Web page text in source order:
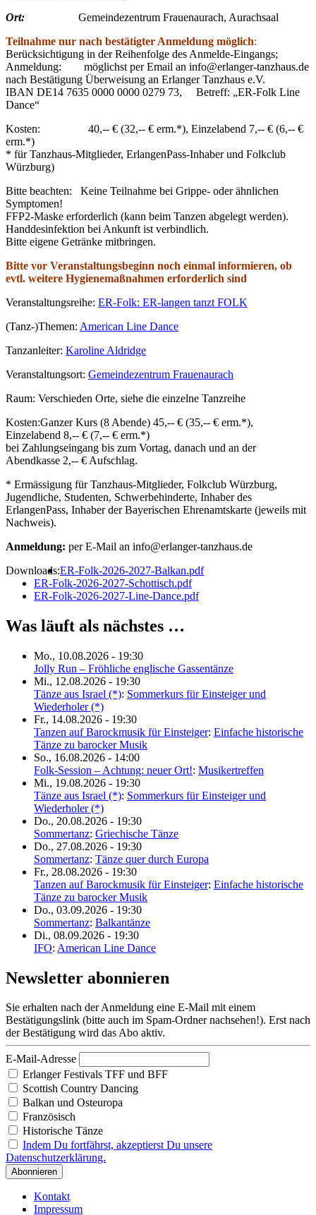
Ort: Gemeindezentrum Frauenaurach, Aurachsaal
Teilnahme nur nach bestätigter Anmeldung möglich:
Berücksichtigung in der Reihenfolge des Anmelde-Eingangs;
Anmeldung: möglichst per Email an info@erlanger-tanzhaus.de
nach Bestätigung Überweisung an Erlanger Tanzhaus e.V.
IBAN DE14 7635 0000 0000 0279 73, Betreff: „ER-Folk Line
Dance“
Kosten: 40,-- € (32,-- € erm.*), Einzelabend 7,-- € (6,-- €
erm.*)
* für Tanzhaus-Mitglieder, ErlangenPass-Inhaber und Folkclub
Würzburg)
Bitte beachten: Keine Teilnahme bei Grippe- oder ähnlichen
Symptomen!
FFP2-Maske erforderlich (kann beim Tanzen abgelegt werden).
Handdesinfektion bei Ankunft ist verbindlich.
Bitte eigene Getränke mitbringen.
Bitte vor Veranstaltungsbeginn noch einmal informieren, ob
evtl. weitere Hygienemaßnahmen erforderlich sind
Veranstaltungsreihe: ER-Folk: ER-langen tanzt FOLK
(Tanz-)Themen: American Line Dance
Tanzanleiter: Karoline Aldridge
Veranstaltungsort: Gemeindezentrum Frauenaurach
Raum: Verschieden Orte, siehe die einzelne Tanzreihe
Kosten:Ganzer Kurs (8 Abende) 45,-- € (35,-- € erm.*),
Einzelabend 8,-- € (7,-- € erm.*)
bei Zahlungseingang bis zum Vortag, danach und an der
Abendkasse 2,-- € Aufschlag.
* Ermässigung für Tanzhaus-Mitglieder, Folkclub Würzburg,
Jugendliche, Studenten, Schwerbehinderte, Inhaber des
ErlangenPass, Inhaber der Bayerischen Ehrenamtskarte (jeweils mit
Nachweis).
Anmeldung: per E-Mail an info@erlanger-tanzhaus.de
Downloads:ER-Folk-2026-2027-Balkan.pdf
ER-Folk-2026-2027-Schottisch.pdf
ER-Folk-2026-2027-Line-Dance.pdf
Was läuft als nächstes …
Mo., 10.08.2026 - 19:30
Jolly Run – Fröhliche englische Gassentänze
Mi., 12.08.2026 - 19:30
Tänze aus Israel (*): Sommerkurs für Einsteiger und
Wiederholer (*)
Fr., 14.08.2026 - 19:30
Tanzen auf Barockmusik für Einsteiger: Einfache historische
Tänze zu barocker Musik
So., 16.08.2026 - 14:00
Folk-Session – Achtung: neuer Ort!: Musikertreffen
Mi., 19.08.2026 - 19:30
Tänze aus Israel (*): Sommerkurs für Einsteiger und
Wiederholer (*)
Do., 20.08.2026 - 19:30
Sommertanz: Griechische Tänze
Do., 27.08.2026 - 19:30
Sommertanz: Tänze quer durch Europa
Fr., 28.08.2026 - 19:30
Tanzen auf Barockmusik für Einsteiger: Einfache historische
Tänze zu barocker Musik
Do., 03.09.2026 - 19:30
Sommertanz: Balkantänze
Di., 08.09.2026 - 19:30
IFO: American Line Dance
Newsletter abonnieren
Sie erhalten nach der Anmeldung eine E-Mail mit einem
Bestätigungslink (bitte auch im Spam-Ordner nachsehen!). Erst nach
der Bestätigung wird das Abo aktiv.
E-Mail-Adresse
Erlanger Festivals TFF und BFF
Scottish Country Dancing
Balkan und Osteuropa
Französisch
Historische Tänze
Indem Du fortfährst, akzeptierst Du unsere
Datenschutzerklärung.
Kontakt
Impressum